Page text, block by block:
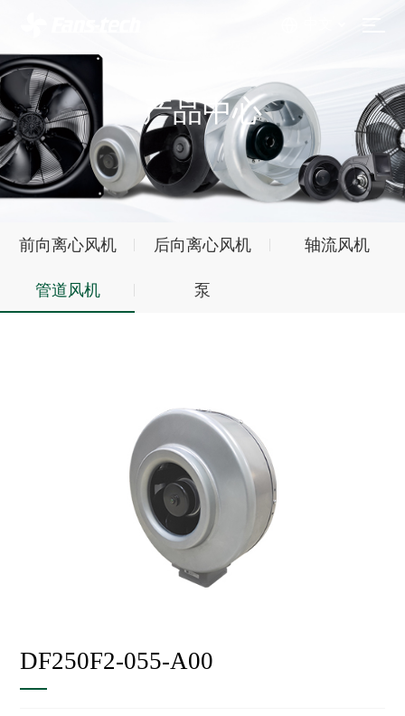
产品中心
前向离心风机 后向离心风机 轴流风机
管道风机 泵
DF250F2-055-A00